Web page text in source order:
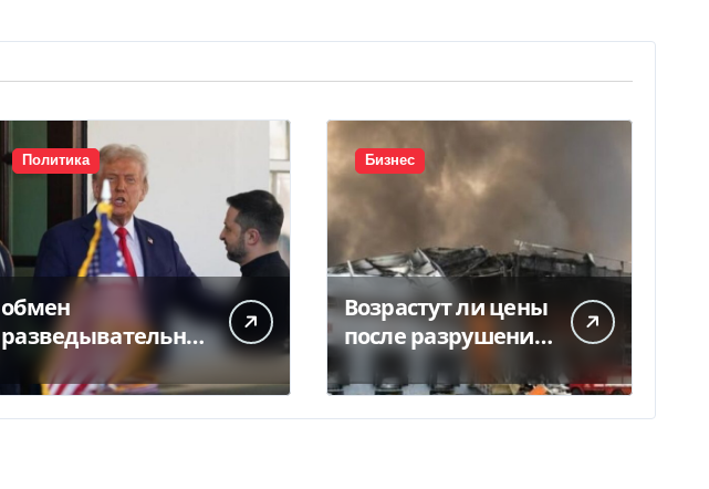
Политика
обмен
разведывательны
ми данными
между Украиной и
США значительно
Бизнес
Возрастут ли цены
после разрушения
Киевом